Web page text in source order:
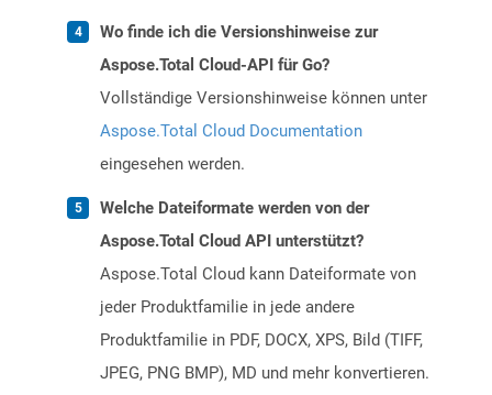
Wo finde ich die Versionshinweise zur
Aspose.Total Cloud-API für Go?
Vollständige Versionshinweise können unter
Aspose.Total Cloud Documentation
eingesehen werden.
Welche Dateiformate werden von der
Aspose.Total Cloud API unterstützt?
Aspose.Total Cloud kann Dateiformate von
jeder Produktfamilie in jede andere
Produktfamilie in PDF, DOCX, XPS, Bild (TIFF,
JPEG, PNG BMP), MD und mehr konvertieren.